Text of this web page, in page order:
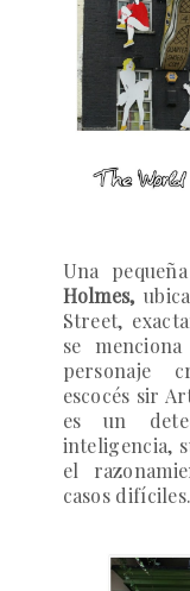
Una
Holmes,
Street,
se
personaje
escocés sir
es un
inteligencia,
el
casos difíciles.